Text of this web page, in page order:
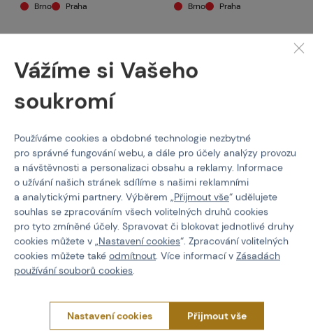
Brno
Praha
Brno
Praha
KINGMAN
Rapid Car Charger
Kód: 08105
29 Kč
Brno
Praha
KINGMAN
A/C Charger Euro
Kód: 08110
120 Kč
Brno
Praha
Vážíme si Vašeho
soukromí
Používáme cookies a obdobné technologie nezbytné
pro správné fungování webu, a dále pro účely analýzy provozu
a návštěvnosti a personalizaci obsahu a reklamy. Informace
o užívání našich stránek sdílíme s našimi reklamními
a analytickými partnery. Výběrem „Přijmout vše“ udělujete
souhlas se zpracováním všech volitelných druhů cookies
pro tyto zmíněné účely. Spravovat či blokovat jednotlivé druhy
cookies můžete v „Nastavení cookies“. Zpracování volitelných
cookies můžete také odmítnout. Více informací v Zásadách
používání souborů cookies.
Nastavení cookies Přijmout vše